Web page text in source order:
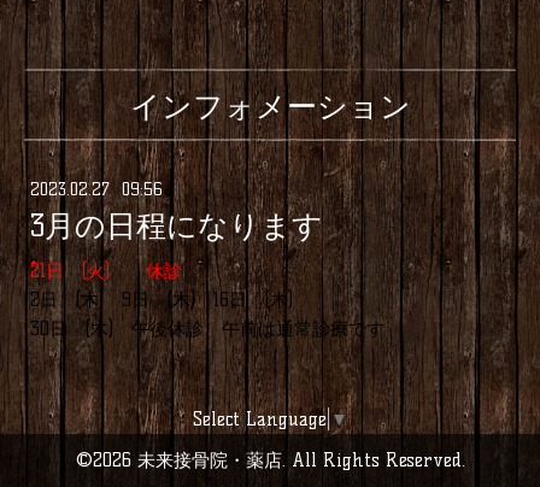
インフォメーション
2023.02.27 09:56
3月の日程になります
21日 (火) 休診
2日 (木) 9日 (木) 16日 (木)
30日 (木) 午後休診、午前は通常診療です
Select Language ▼
©2026 未来接骨院・薬店. All Rights Reserved.